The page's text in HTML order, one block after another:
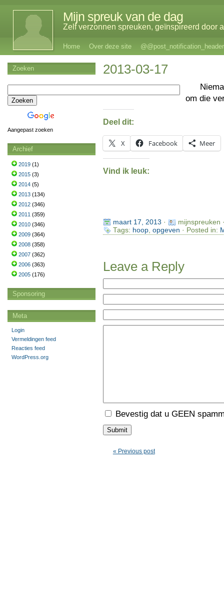
Mijn spreuk van de dag
Zelf verzonnen spreuken, geïnspireerd door
Home Over deze site @@post_notification_header
2013-03-17
om die
Deel dit:
X Facebook Meer
Vind ik leuk:
maart 17, 2013 ·
mijnspreuken
Tags: hoop, opgeven · Posted in:
Leave a Reply
Bevestig dat u GEEN
« Previous post
Zoeken
Aangepast zoeken
Archief
2019 (1)
2015 (3)
2014 (5)
2013 (134)
2012 (346)
2011 (359)
2010 (346)
2009 (364)
2008 (358)
2007 (362)
2006 (363)
2005 (176)
Sponsoring
Meta
Login
Vermeldingen feed
Reacties feed
WordPress.org